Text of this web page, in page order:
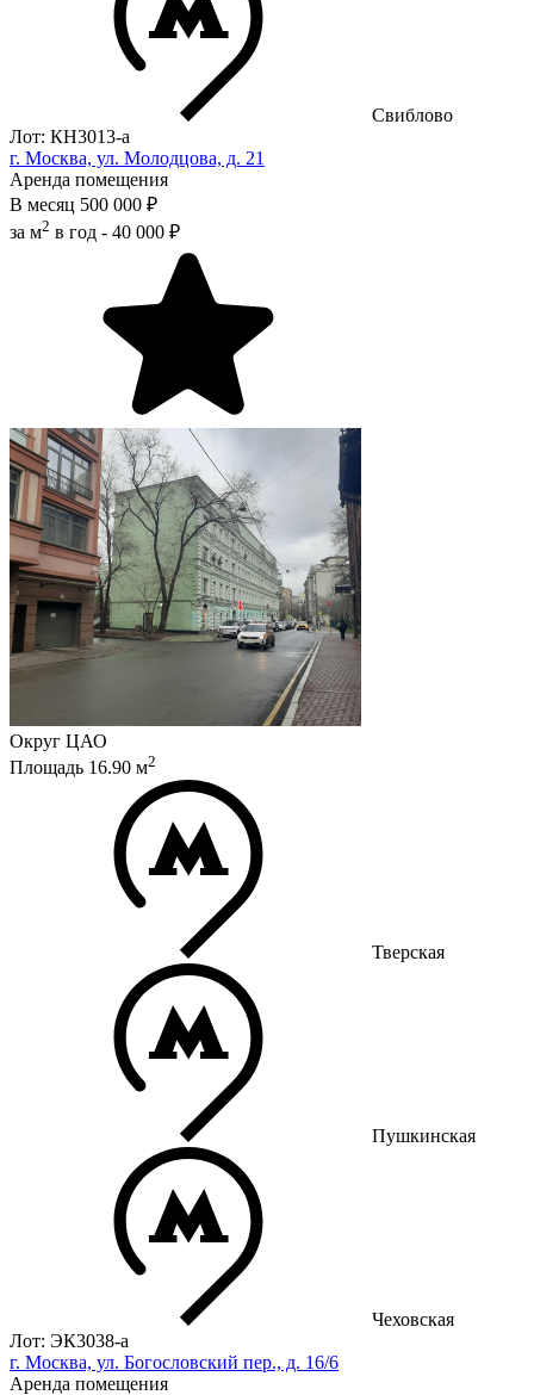
Свиблово
Лот: КН3013-a
г. Москва, ул. Молодцова, д. 21
Аренда помещения
В месяц 500 000 ₽
за м2 в год - 40 000 ₽
Округ ЦАО
Площадь 16.90 м2
Тверская
Пушкинская
Чеховская
Лот: ЭК3038-a
г. Москва, ул. Богословский пер., д. 16/6
Аренда помещения